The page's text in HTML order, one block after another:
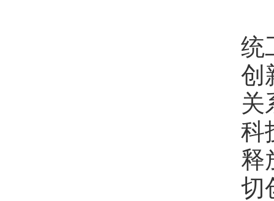
统
创
关
科
释
切